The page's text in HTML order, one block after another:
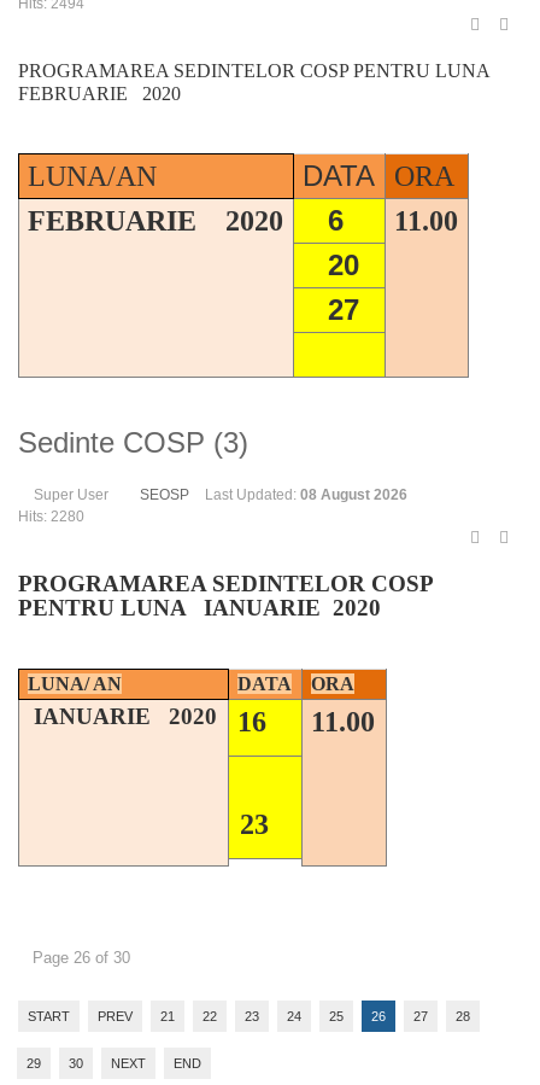
PROGRAMAREA SEDINTELOR COSP PENTRU LUNA
FEBRUARIE 2020
LUNA/AN DATA
ORA
FEBRUARIE 2020
6 11.00
20
27
Sedinte COSP (3)
Super User SEOSP Last Updated: 08 August 2026
Hits: 2280
PROGRAMAREA SEDINTELOR COSP
PENTRU LUNA IANUARIE 2020
LUNA/ AN DATA ORA
IANUARIE 2020 16 11.00
23
Page 26 of 30
START PREV 21 22 23 24 25 26 27 28
29 30 NEXT END